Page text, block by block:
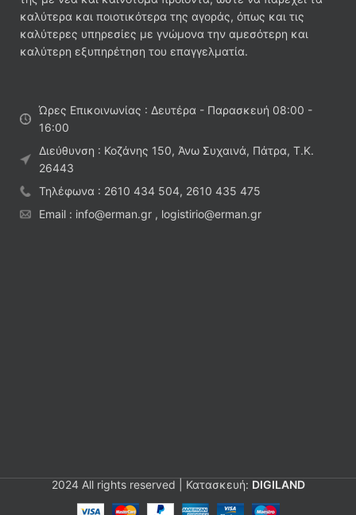
καλύτερα και ποιοτικότερα της αγοράς, όπως και τις
καλύτερες υπηρεσίες με γνώμονα την αμεσότερη και
καλύτερη εξυπηρέτηση του επαγγελματία.
Ώρες Επικοινωνίας : Δευτέρα - Παρασκευή 08:00 -
16:00
Διεύθυνση : Κοζάνης 150, Άνω Συχαινά, Πάτρα, Τ.Κ.
26443
Τηλέφωνα : 2610 434 504, 2610 435 475
Email : info@erman.gr , logistirio@erman.gr
2024 All rights reserved | Κατασκευή: DIGILAND